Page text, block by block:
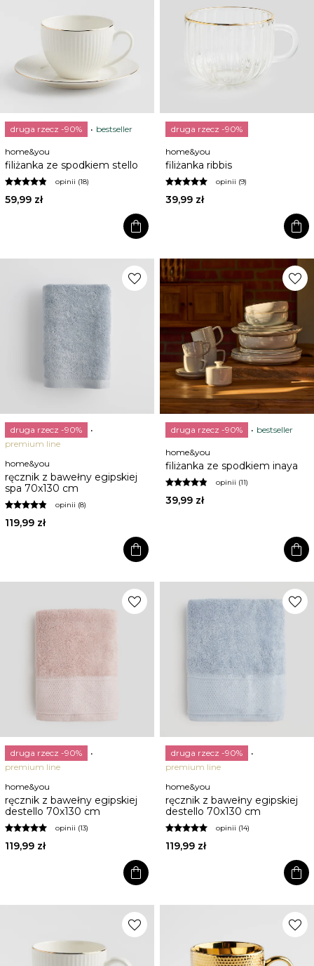
druga rzecz -90% bestseller
home&you
filiżanka ze spodkiem stello
opinii (18)
59,99 zł
shopping_bag
druga rzecz -90%
home&you
filiżanka ribbis
opinii (9)
39,99 zł
shopping_bag
favorite
druga rzecz -90%
premium line
home&you
ręcznik z bawełny egipskiej
spa 70x130 cm
opinii (8)
119,99 zł
shopping_bag
favorite
druga rzecz -90% bestseller
home&you
filiżanka ze spodkiem inaya
opinii (11)
39,99 zł
shopping_bag
favorite
druga rzecz -90%
premium line
home&you
ręcznik z bawełny egipskiej
destello 70x130 cm
opinii (13)
119,99 zł
shopping_bag
favorite
druga rzecz -90%
premium line
home&you
ręcznik z bawełny egipskiej
destello 70x130 cm
opinii (14)
119,99 zł
shopping_bag
favorite favorite